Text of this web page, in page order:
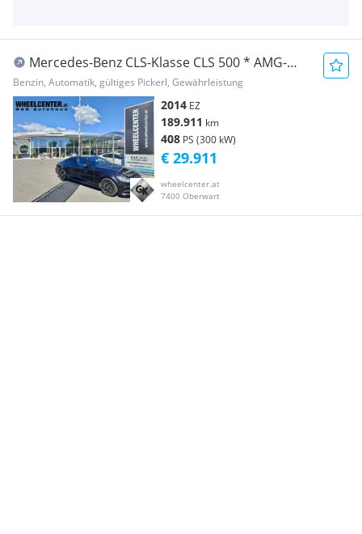
Mercedes-Benz CLS-Klasse CLS 500 * AMG-
PAKET * SCHIEBEDACH
Benzin, Automatik, gültiges Pickerl, Gewährleistung
2014 EZ
189.911 km
408 PS (300 kW)
wheelcenter.at
7400 Oberwart
€ 29.911